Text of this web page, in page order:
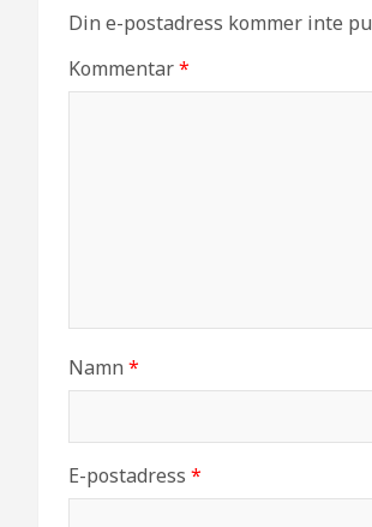
Din e-postadress kommer inte
Kommentar*
Namn *
E-postadress *